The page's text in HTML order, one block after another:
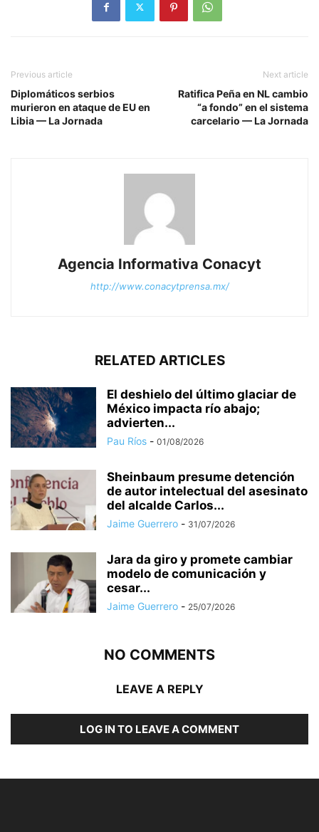
Previous article
Diplomáticos serbios
murieron en ataque de EU en
Libia — La Jornada
Next article
Ratifica Peña en NL cambio
“a fondo” en el sistema
carcelario — La Jornada
Agencia Informativa Conacyt
http://www.conacytprensa.mx/
RELATED ARTICLES
El deshielo del último glaciar de
México impacta río abajo;
advierten...
Pau Ríos - 01/08/2026
Sheinbaum presume detención
de autor intelectual del asesinato
del alcalde Carlos...
Jaime Guerrero - 31/07/2026
Jara da giro y promete cambiar
modelo de comunicación y
cesar...
Jaime Guerrero - 25/07/2026
NO COMMENTS
LEAVE A REPLY
LOG IN TO LEAVE A COMMENT